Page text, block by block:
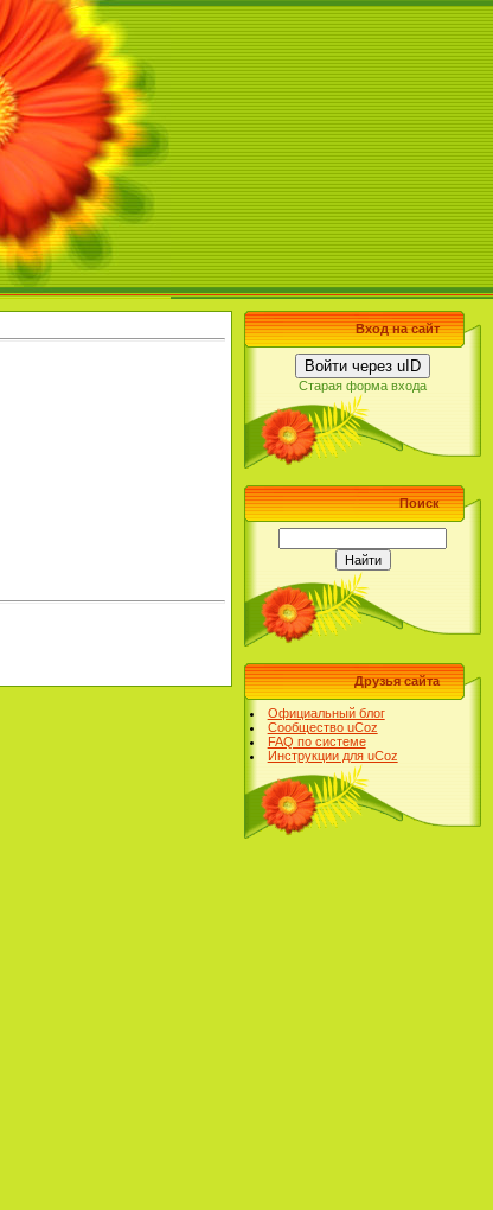
Вход на сайт
Войти через uID
Старая форма входа
Поиск
Друзья сайта
Официальный блог
Сообщество uCoz
FAQ по системе
Инструкции для uCoz